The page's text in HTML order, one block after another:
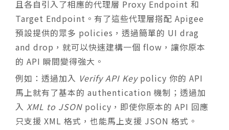
且各自引入了相應的代理層 Proxy Endpoint 和
Target Endpoint。有了這些代理層搭配 Apigee
預設提供的眾多 policies，透過簡單的 UI drag
and drop，就可以快速建構一個 flow，讓你原本
的 API 瞬間變得強大。
例如：透過加入 Verify API Keypolicy 你的 API
馬上就有了基本的 authentication 機制；透過加
入 XML to JSON policy，即使你原本的 API 回應
只支援 XML 格式，也能馬上支援 JSON 格式。